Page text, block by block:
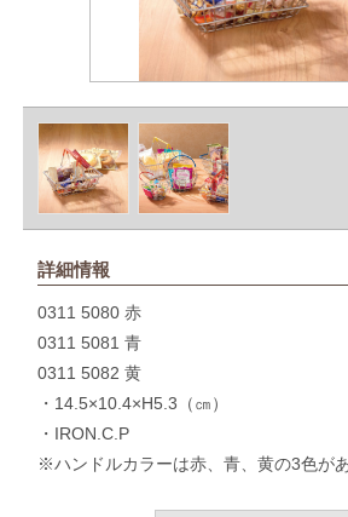
詳細情報
0311 5080 赤
0311 5081 青
0311 5082 黄
・14.5×10.4×H5.3（㎝）
・IRON.C.P
※ハンドルカラーは赤、青、黄の3色があ